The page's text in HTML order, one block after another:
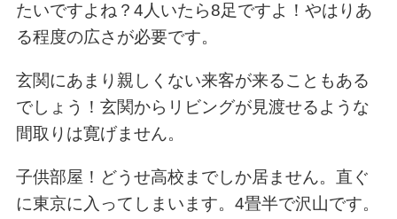
たいですよね？4人いたら8足ですよ！やはりあ
る程度の広さが必要です。
玄関にあまり親しくない来客が来ることもある
でしょう！玄関からリビングが見渡せるような
間取りは寛げません。
子供部屋！どうせ高校までしか居ません。直ぐ
に東京に入ってしまいます。4畳半で沢山です。